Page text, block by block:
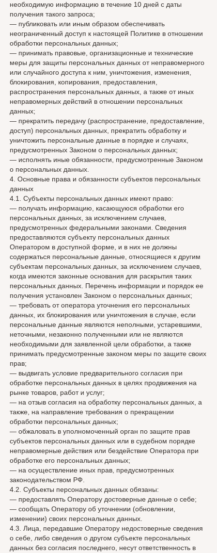
необходимую информацию в течение 10 дней с даты
получения такого запроса;
— публиковать или иным образом обеспечивать
неограниченный доступ к настоящей Политике в отношении
обработки персональных данных;
— принимать правовые, организационные и технические
меры для защиты персональных данных от неправомерного
или случайного доступа к ним, уничтожения, изменения,
блокирования, копирования, предоставления,
распространения персональных данных, а также от иных
неправомерных действий в отношении персональных
данных;
— прекратить передачу (распространение, предоставление,
доступ) персональных данных, прекратить обработку и
уничтожить персональные данные в порядке и случаях,
предусмотренных Законом о персональных данных;
— исполнять иные обязанности, предусмотренные Законом
о персональных данных.
4. Основные права и обязанности субъектов персональных
данных
4.1. Субъекты персональных данных имеют право:
— получать информацию, касающуюся обработки его
персональных данных, за исключением случаев,
предусмотренных федеральными законами. Сведения
предоставляются субъекту персональных данных
Оператором в доступной форме, и в них не должны
содержаться персональные данные, относящиеся к другим
субъектам персональных данных, за исключением случаев,
когда имеются законные основания для раскрытия таких
персональных данных. Перечень информации и порядок ее
получения установлен Законом о персональных данных;
— требовать от оператора уточнения его персональных
данных, их блокирования или уничтожения в случае, если
персональные данные являются неполными, устаревшими,
неточными, незаконно полученными или не являются
необходимыми для заявленной цели обработки, а также
принимать предусмотренные законом меры по защите своих
прав;
— выдвигать условие предварительного согласия при
обработке персональных данных в целях продвижения на
рынке товаров, работ и услуг;
— на отзыв согласия на обработку персональных данных, а
также, на направление требования о прекращении
обработки персональных данных;
— обжаловать в уполномоченный орган по защите прав
субъектов персональных данных или в судебном порядке
неправомерные действия или бездействие Оператора при
обработке его персональных данных;
— на осуществление иных прав, предусмотренных
законодательством РФ.
4.2. Субъекты персональных данных обязаны:
— предоставлять Оператору достоверные данные о себе;
— сообщать Оператору об уточнении (обновлении,
изменении) своих персональных данных.
4.3. Лица, передавшие Оператору недостоверные сведения
о себе, либо сведения о другом субъекте персональных
данных без согласия последнего, несут ответственность в